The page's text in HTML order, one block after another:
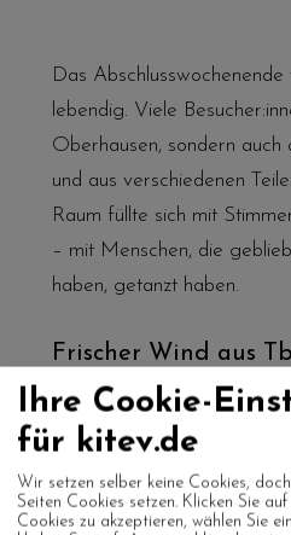
Das Abschlusswochenende
lebendig. Viele
Oberhausen, sondern auch
und aus verschiedenen
Raum füllte sich mit
– mit Menschen, die
haben, getanzt haben.
Frischer Wind aus
Zu Gast waren die Elektro-
Chvarelidzesowie der
Spanderashvili. Beide
mit, sondern auch
Ihre Cookie-
für kitev.de
Wir setzen selber keine Cookies,
Seiten Cookies setzen. Klicken Sie
Cookies zu akzeptieren, wählen Sie